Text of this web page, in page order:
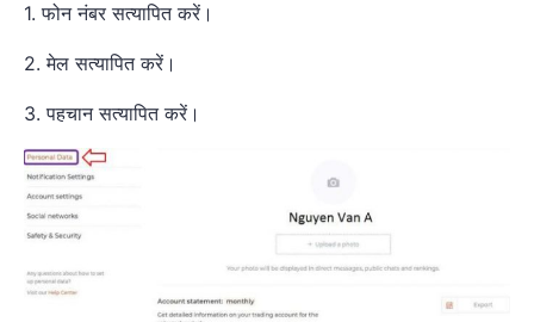
1. फोन नंबर सत्यापित करें।
2. मेल सत्यापित करें।
3. पहचान सत्यापित करें।